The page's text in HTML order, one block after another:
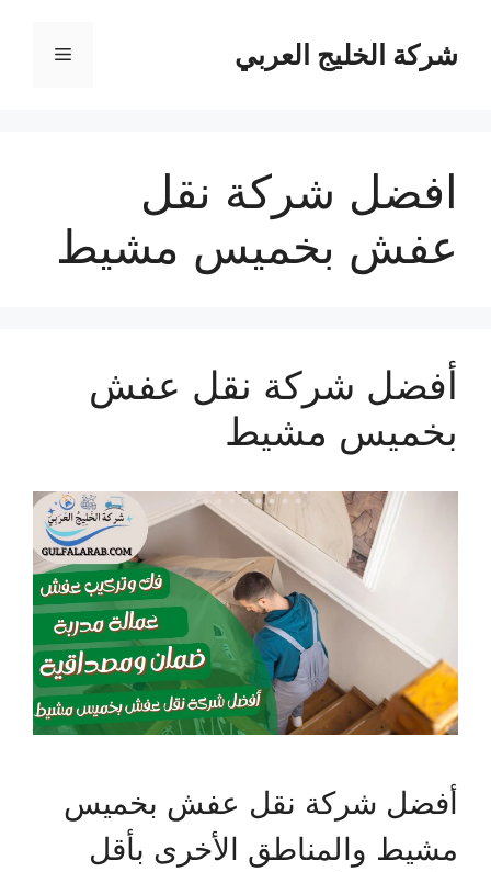
المحتوىشركة الخليج العربي القائمة
افضل شركة نقل
عفش بخميس مشيط
أفضل شركة نقل عفش
بخميس مشيط
أفضل شركة نقل عفش بخميس
مشيط والمناطق الأخرى بأقل